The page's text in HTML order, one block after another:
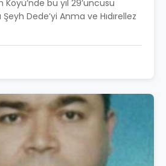
bu yıl 29’uncusu
Dede’yi Anma ve Hıdırellez